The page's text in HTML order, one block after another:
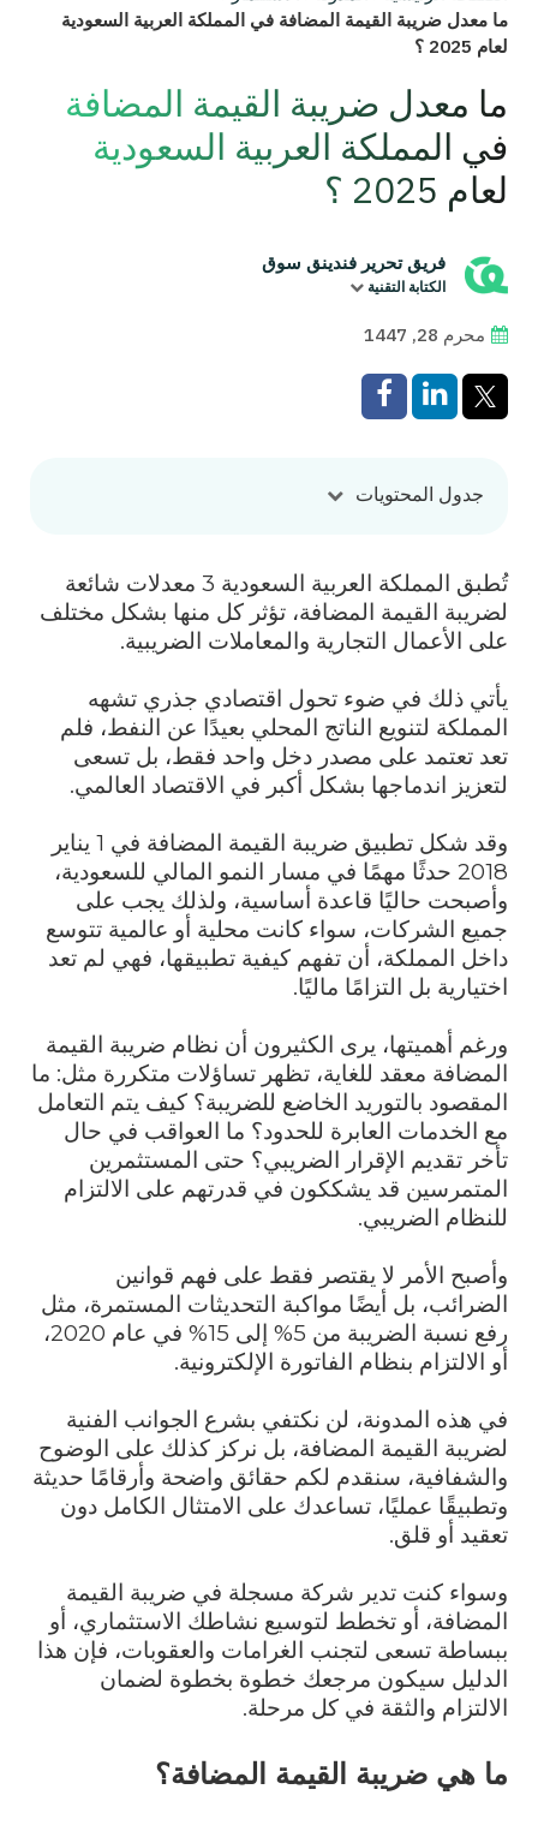
ما معدل ضريبة القيمة المضافة في المملكة العربية السعودية
لعام 2025 ؟
ما معدل ضريبة القيمة المضافة
في المملكة العربية السعودية
لعام 2025 ؟
فريق تحرير فندينق سوق
الكتابة التقنية
محرم 28, 1447
جدول المحتويات
تُطبق المملكة العربية السعودية 3 معدلات شائعة
لضريبة القيمة المضافة، تؤثر كل منها بشكل مختلف
على الأعمال التجارية والمعاملات الضريبية.
يأتي ذلك في ضوء تحول اقتصادي جذري تشهه
المملكة لتنويع الناتج المحلي بعيدًا عن النفط، فلم
تعد تعتمد على مصدر دخل واحد فقط، بل تسعى
لتعزيز اندماجها بشكل أكبر في الاقتصاد العالمي.
وقد شكل تطبيق ضريبة القيمة المضافة في 1 يناير
2018 حدثًا مهمًا في مسار النمو المالي للسعودية،
وأصبحت حاليًا قاعدة أساسية، ولذلك يجب على
جميع الشركات، سواء كانت محلية أو عالمية تتوسع
داخل المملكة، أن تفهم كيفية تطبيقها، فهي لم تعد
اختيارية بل التزامًا ماليًا.
ورغم أهميتها، يرى الكثيرون أن نظام ضريبة القيمة
المضافة معقد للغاية، تظهر تساؤلات متكررة مثل: ما
المقصود بالتوريد الخاضع للضريبة؟ كيف يتم التعامل
مع الخدمات العابرة للحدود؟ ما العواقب في حال
تأخر تقديم الإقرار الضريبي؟ حتى المستثمرين
المتمرسين قد يشككون في قدرتهم على الالتزام
للنظام الضريبي.
وأصبح الأمر لا يقتصر فقط على فهم قوانين
الضرائب، بل أيضًا مواكبة التحديثات المستمرة، مثل
رفع نسبة الضريبة من 5% إلى 15% في عام 2020،
أو الالتزام بنظام الفاتورة الإلكترونية.
في هذه المدونة، لن نكتفي بشرع الجوانب الفنية
لضريبة القيمة المضافة، بل نركز كذلك على الوضوح
والشفافية، سنقدم لكم حقائق واضحة وأرقامًا حديثة
وتطبيقًا عمليًا، تساعدك على الامتثال الكامل دون
تعقيد أو قلق.
وسواء كنت تدير شركة مسجلة في ضريبة القيمة
المضافة، أو تخطط لتوسيع نشاطك الاستثماري، أو
ببساطة تسعى لتجنب الغرامات والعقوبات، فإن هذا
الدليل سيكون مرجعك خطوة بخطوة لضمان
الالتزام والثقة في كل مرحلة.
ما هي ضريبة القيمة المضافة؟